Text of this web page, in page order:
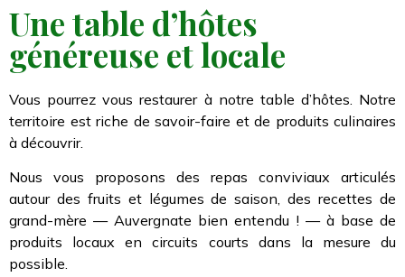
Une table d’hôtes
généreuse et locale
Vous pourrez vous restaurer à notre table d’hôtes. Notre
territoire est riche de savoir-faire et de produits culinaires
à découvrir.
Nous vous proposons des repas conviviaux articulés
autour des fruits et légumes de saison, des recettes de
grand-mère — Auvergnate bien entendu ! — à base de
produits locaux en circuits courts dans la mesure du
possible.